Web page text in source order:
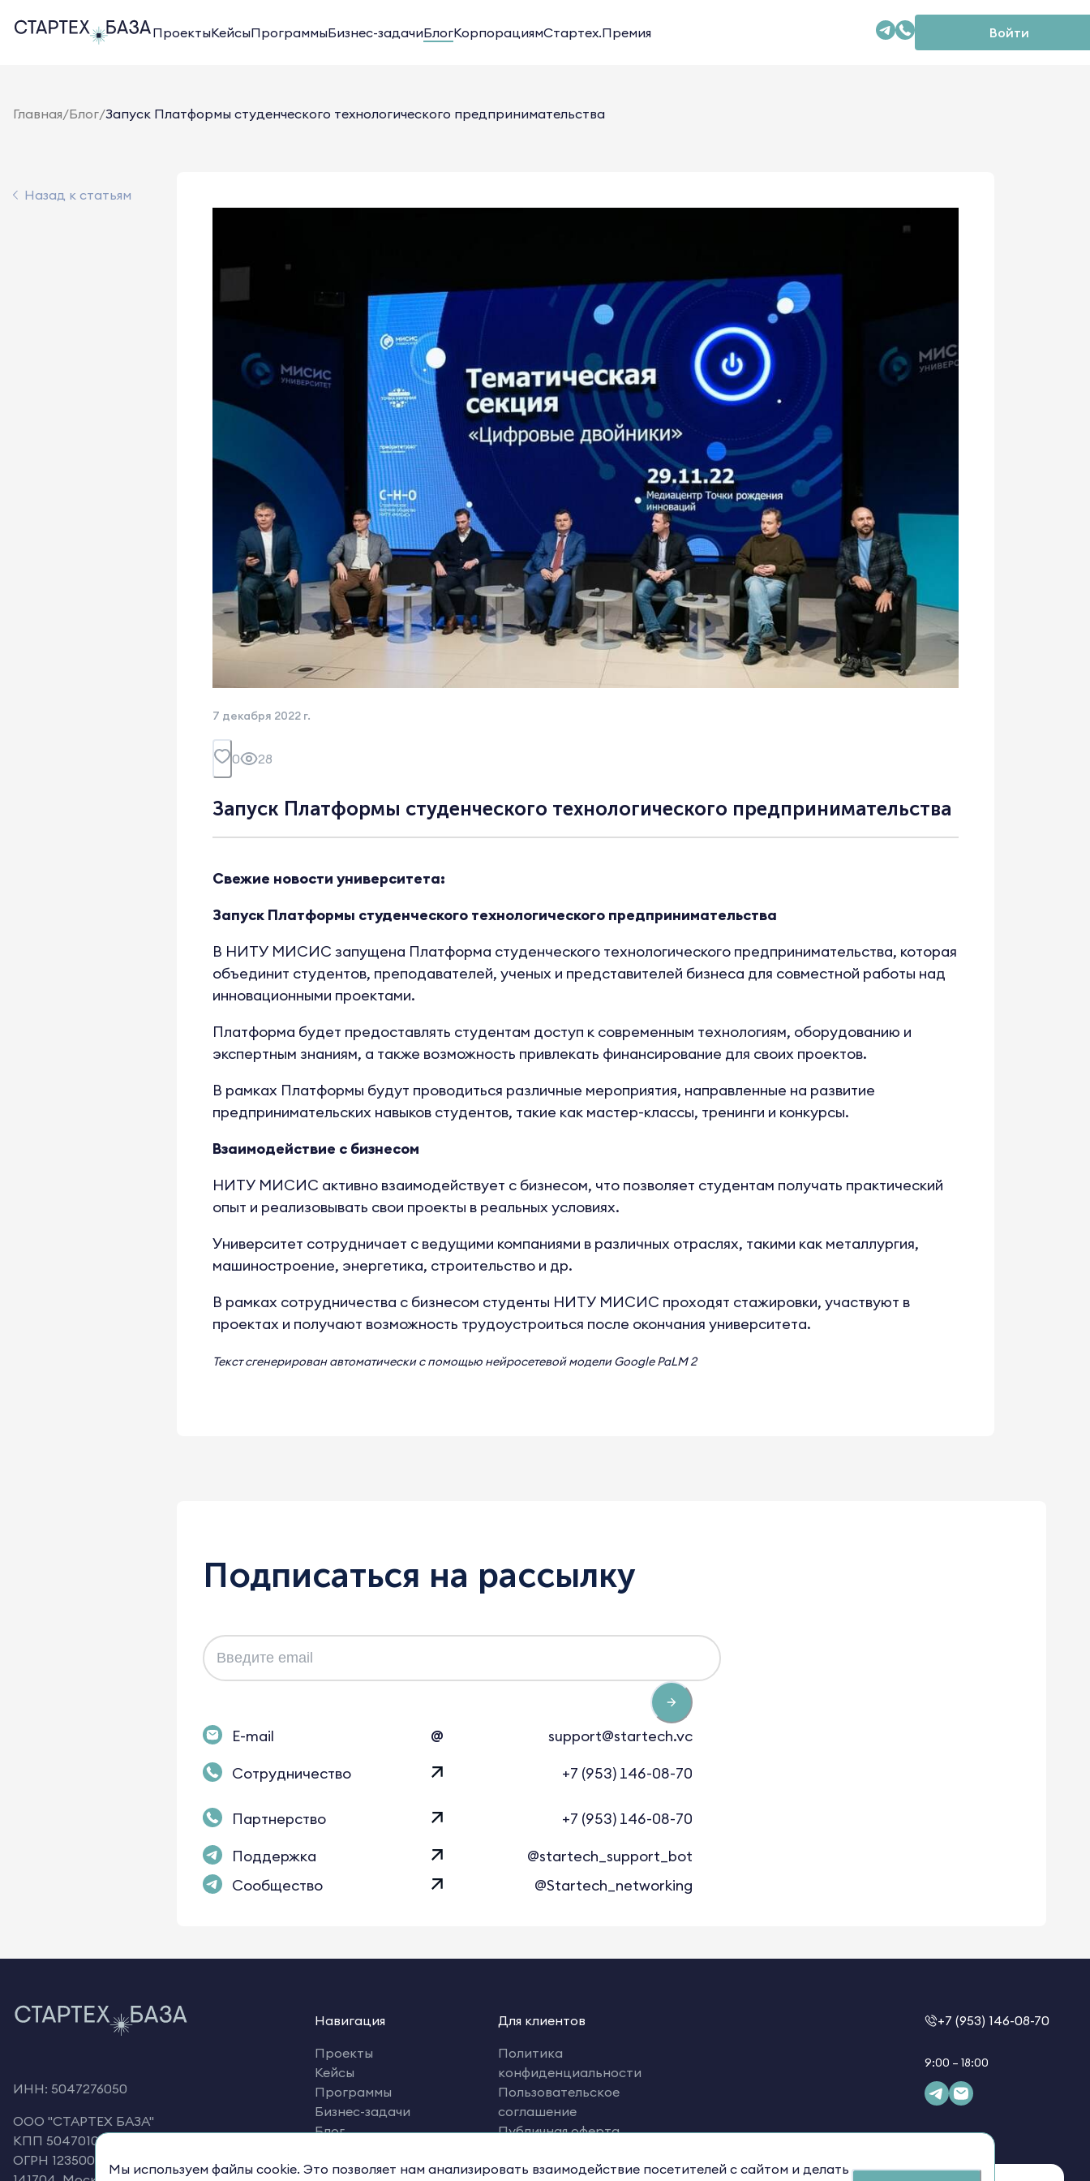
ПроектыКейсыПрограммыБизнес-задачиБлогКорпорациямСтартех.Премия Войти
Главная/Блог/Запуск Платформы студенческого технологического предпринимательства
Назад к статьям
7 декабря 2022 г.
0 28
Запуск Платформы студенческого технологического предпринимательства
Свежие новости университета:
Запуск Платформы студенческого технологического предпринимательства
В НИТУ МИСИС запущена Платформа студенческого технологического предпринимательства, которая
объединит студентов, преподавателей, ученых и представителей бизнеса для совместной работы над
инновационными проектами.
Платформа будет предоставлять студентам доступ к современным технологиям, оборудованию и
экспертным знаниям, а также возможность привлекать финансирование для своих проектов.
В рамках Платформы будут проводиться различные мероприятия, направленные на развитие
предпринимательских навыков студентов, такие как мастер-классы, тренинги и конкурсы.
Взаимодействие с бизнесом
НИТУ МИСИС активно взаимодействует с бизнесом, что позволяет студентам получать практический
опыт и реализовывать свои проекты в реальных условиях.
Университет сотрудничает с ведущими компаниями в различных отраслях, такими как металлургия,
машиностроение, энергетика, строительство и др.
В рамках сотрудничества с бизнесом студенты НИТУ МИСИС проходят стажировки, участвуют в
проектах и получают возможность трудоустроиться после окончания университета.
Текст сгенерирован автоматически с помощью нейросетевой моделиGoogle PaLM 2
Подписаться на рассылку
E-mail @
support@startech.vc
Сотрудничество
+7 (953) 146-08-70
Партнерство
+7 (953) 146-08-70
Поддержка
@startech_support_bot
Сообщество
@Startech_networking
ИНН: 5047276050
OOO "СТАРТЕХ БАЗА"
КПП 504701001
ОГРН 1235000060987
Навигация
Проекты
Кейсы
Программы
Бизнес-задачи
Блог
Стартех.Премия
Для клиентов
Политика
конфиденциальности
Пользовательское
соглашение
Публичная оферта
по подписке
+7 (953) 146-08-70
9:00 – 18:00
Мы используем файлы cookie. Это позволяет нам анализировать взаимодействие посетителей с сайтом и делать